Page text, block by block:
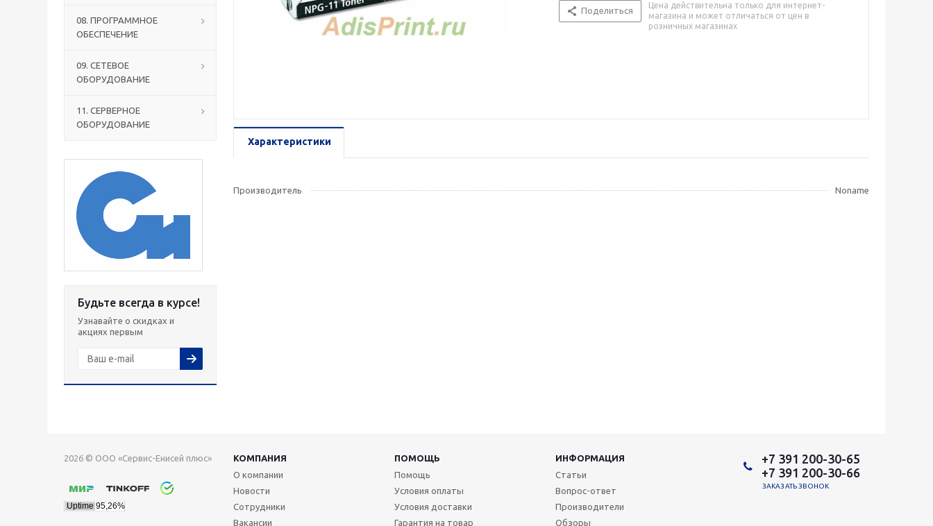
08. ПРОГРАММНОЕ
ОБЕСПЕЧЕНИЕ
09. СЕТЕВОЕ
ОБОРУДОВАНИЕ
11. СЕРВЕРНОЕ
ОБОРУДОВАНИЕ
Будьте всегда в курсе!
Узнавайте о скидках и
акциях первым
Поделиться
Цена действительна только для интернет-
магазина и может отличаться от цен в
розничных магазинах
Характеристики
Производитель Noname
2026 © ООО «Сервис-Енисей плюс» КОМПАНИЯ ПОМОЩЬ
ИНФОРМАЦИЯ
О компании
Новости
Сотрудники
Вакансии
Помощь
Условия оплаты
Условия доставки
Гарантия на товар
Статьи
Вопрос-ответ
Производители
Обзоры
+7 391 200-30-65
+7 391 200-30-66
ЗАКАЗАТЬ ЗВОНОК